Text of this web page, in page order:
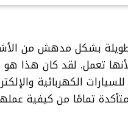
بشكل مدهش من
تعمل. لقد كان هذا هو
الكهربائية
تمامًا من كيفية